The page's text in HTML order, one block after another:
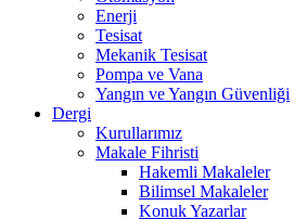
Enerji
Tesisat
Mekanik Tesisat
Pompa ve Vana
Yangın ve Yangın Güvenliği
Dergi
Kurullarımız
Makale Fihristi
Hakemli Makaleler
Bilimsel Makaleler
Konuk Yazarlar